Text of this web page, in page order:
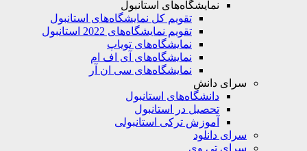
نمایشگاه‌های استانبول
تقویم کل نمایشگاه‌های استانبول
تقویم نمایشگاه‌های 2022 استانبول
نمایشگاه‌های تویاپ
نمایشگاه‌های آی اف ام
نمایشگاه‌های سی ان آر
سرای دانش
دانشگاه‌های استانبول
تحصیل در استانبول
آموزش ترکی استانبولی
سرای دانلود
سرای تی وی